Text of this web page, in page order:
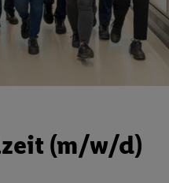
(m/w/d)